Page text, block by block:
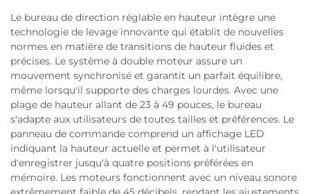
Le bureau de direction réglable en hauteur intègre une
technologie de levage innovante qui établit de nouvelles
normes en matière de transitions de hauteur fluides et
précises. Le système à double moteur assure un
mouvement synchronisé et garantit un parfait équilibre,
même lorsqu'il supporte des charges lourdes. Avec une
plage de hauteur allant de 23 à 49 pouces, le bureau
s'adapte aux utilisateurs de toutes tailles et préférences. Le
panneau de commande comprend un affichage LED
indiquant la hauteur actuelle et permet à l'utilisateur
d'enregistrer jusqu'à quatre positions préférées en
mémoire. Les moteurs fonctionnent avec un niveau sonore